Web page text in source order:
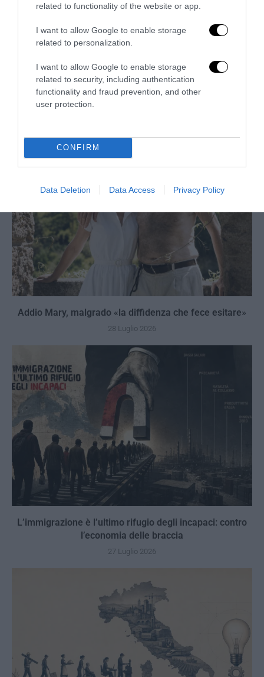
related to functionality of the website or app.
I want to allow Google to enable storage
related to personalization.
I want to allow Google to enable storage
related to security, including authentication
functionality and fraud prevention, and other
user protection.
CONFIRM
Data Deletion Data Access Privacy Policy
No Kings, Palazzo Ducale si dissocia e punta il dito sul
Addio Mary, malgrado «la diffidenza che fece esitare»
28 Luglio 2026
L’immigrazione è l’ultimo rifugio degli incapaci: contro
l’economia delle braccia
27 Luglio 2026